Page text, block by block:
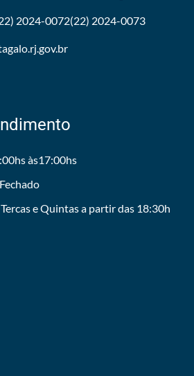
2024-0072(22) 2024-0073
às17:00hs
e Quintas a partir das 18:30h